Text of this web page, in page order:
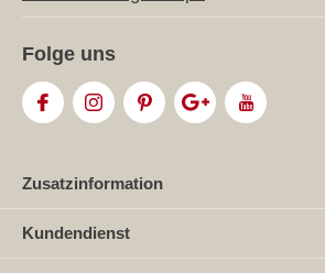
Folge uns
Zusatzinformation
Kundendienst